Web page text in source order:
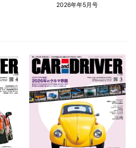
2026年年5月号